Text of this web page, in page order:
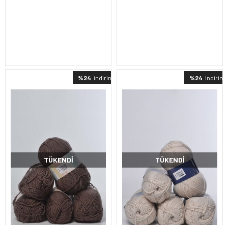
%24 indirimli
TÜKENDI
%24 indirimli
TÜKENDI